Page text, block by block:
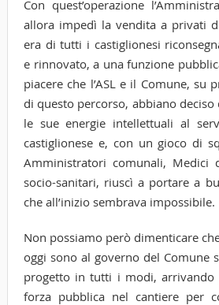
Con quest’operazione
allora impedì la vendita a privati
era di tutti i castiglionesi
e rinnovato, a una funzione
piacere che l’ASL e il Comune, su
di questo percorso, abbiano
le sue energie intellettuali al
castiglionese e, con un gioco di
Amministratori comunali, Medici
socio-sanitari, riuscì a portare a
che all’inizio sembrava impossibile.
Non possiamo però dimenticare
oggi sono al governo del Comune
progetto in tutti i modi,
forza pubblica nel cantiere per